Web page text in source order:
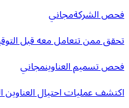
فحص الشركةمجاني
تحقق ممن تتعامل معه قبل
فحص تسميم العناوينمجاني
اكتشف عمليات احتيال العناوين